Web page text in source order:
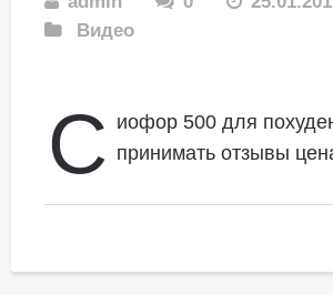
Видео
С иофор 500 для
принимать отзывы